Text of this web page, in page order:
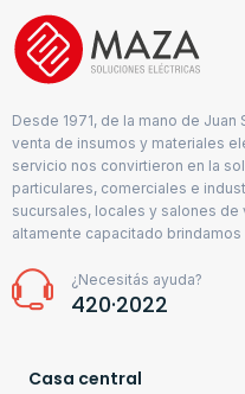
Desde 1971, de la mano de
venta de insumos y materiales
servicio nos convirtieron en la
particulares, comerciales e
sucursales, locales y salones
altamente capacitado
¿Necesitás ayuda?
420·2022
Casa central